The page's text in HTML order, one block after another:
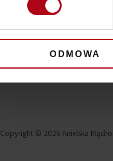
ODMOWA
Copyright © 2026 Anielska